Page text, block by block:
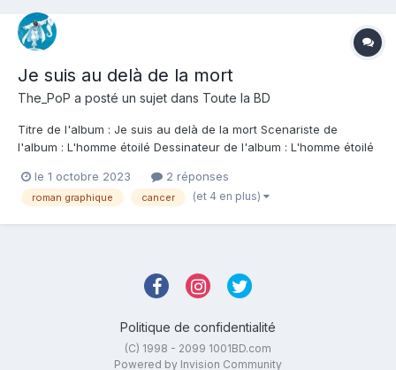
Je suis au delà de la mort
The_PoP a posté un sujet dans Toute la BD
Titre de l'album : Je suis au delà de la mort Scenariste de
l'album : L'homme étoilé Dessinateur de l'album : L'homme étoilé
Résumé de l'album : Il n'est jamais trop tard pour réaliser ses
rêves : après des...
le 1 octobre 2023 2 réponses
roman graphique cancer (et 4 en plus)
Politique de confidentialité
(C) 1998 - 2099 1001BD.com
Powered by Invision Community